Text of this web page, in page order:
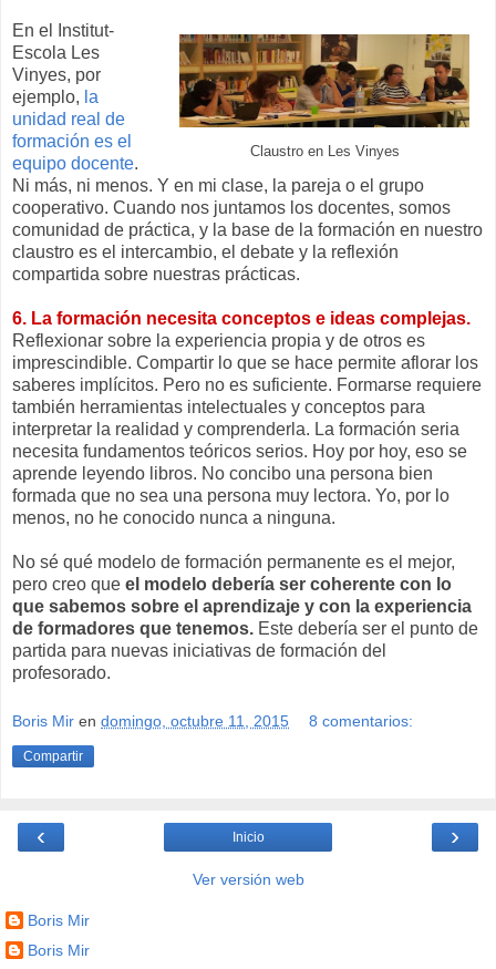
Claustro en Les Vinyes
En el Institut-
Escola Les
Vinyes, por
ejemplo, la
unidad real de
formación es el
equipo docente.
Ni más, ni menos. Y en mi clase, la pareja o el grupo
cooperativo. Cuando nos juntamos los docentes, somos
comunidad de práctica, y la base de la formación en nuestro
claustro es el intercambio, el debate y la reflexión
compartida sobre nuestras prácticas.
6. La formación necesita conceptos e ideas complejas.
Reflexionar sobre la experiencia propia y de otros es
imprescindible. Compartir lo que se hace permite aflorar los
saberes implícitos. Pero no es suficiente. Formarse requiere
también herramientas intelectuales y conceptos para
interpretar la realidad y comprenderla. La formación seria
necesita fundamentos teóricos serios. Hoy por hoy, eso se
aprende leyendo libros. No concibo una persona bien
formada que no sea una persona muy lectora. Yo, por lo
menos, no he conocido nunca a ninguna.
No sé qué modelo de formación permanente es el mejor,
pero creo que el modelo debería ser coherente con lo
que sabemos sobre el aprendizaje y con la experiencia
de formadores que tenemos. Este debería ser el punto de
partida para nuevas iniciativas de formación del
profesorado.
Boris Mir en domingo, octubre 11, 2015 8 comentarios:
Compartir
‹ ›
Inicio
Ver versión web
Boris Mir
Boris Mir